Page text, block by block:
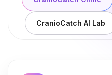
CranioCatch AI Lab